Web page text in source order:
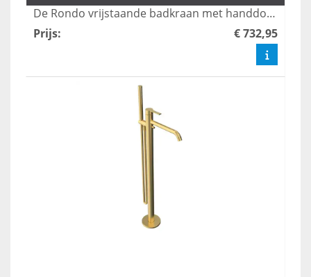
De Rondo vrijstaande badkraan met handdouche in mat zwart combineert stijl en functionaliteit, perfect voor moderne badkamers. Met een elegante uitstraling en gebruiksvriendelijke bediening biedt deze kraan een luxe ervaring tijdens uw badmomenten. Dankzij het duurzame ontwerp en de hoogwaardige afwerking is dit product een ideale keuze voor elk interieur.
Prijs: € 732,95